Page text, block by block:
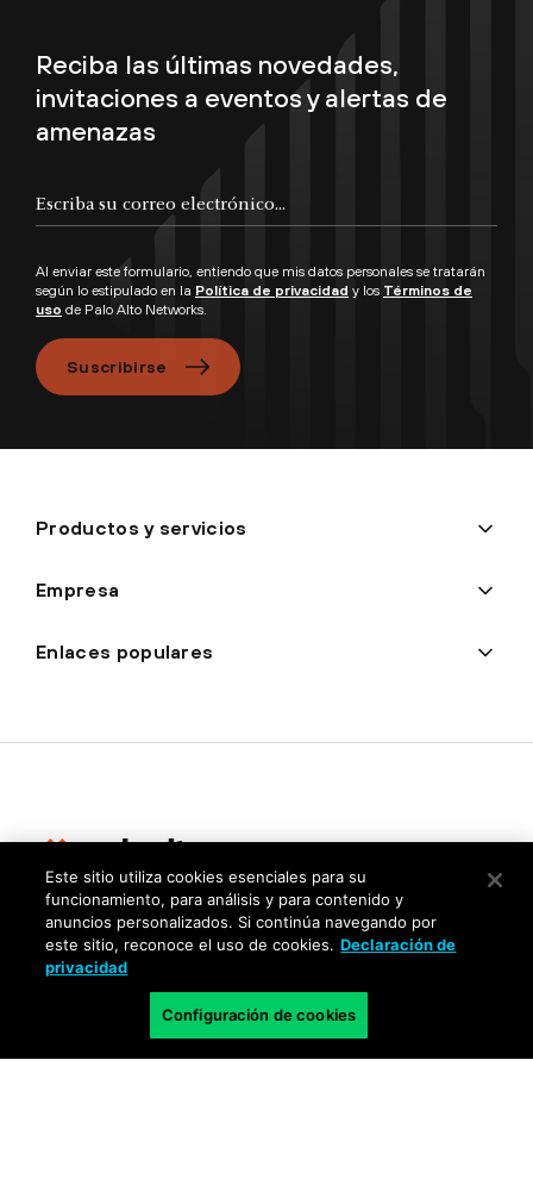
Reciba las últimas novedades,
invitaciones a eventos y alertas de
amenazas
Al enviar este formulario, entiendo que mis datos personales se tratarán
según lo estipulado en la Política de privacidad y los Términos de
uso de Palo Alto Networks.
Suscribirse
Productos y servicios
Empresa
Enlaces populares
Privacidad
Centro de confianza
Términos de uso
Este sitio utiliza cookies esenciales para su
funcionamiento, para análisis y para contenido y
anuncios personalizados. Si continúa navegando por
este sitio, reconoce el uso de cookies. Declaración de
privacidad
Configuración de cookies